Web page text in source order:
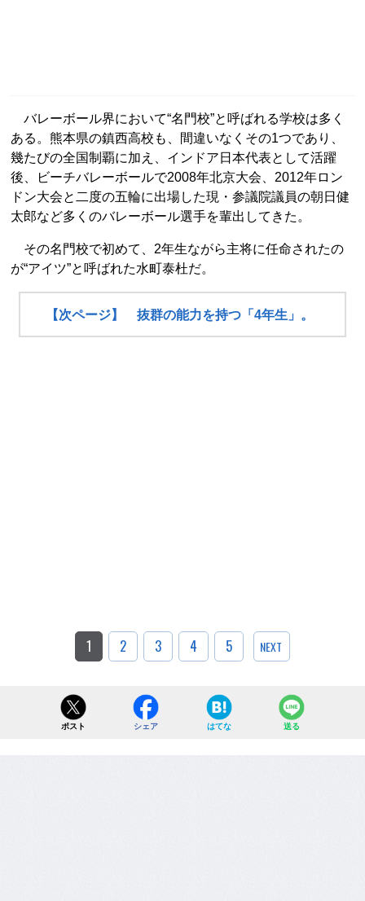
バレーボール界において“名門校”と呼ばれる学校は多く
ある。熊本県の鎮西高校も、間違いなくその1つであり、
幾たびの全国制覇に加え、インドア日本代表として活躍
後、ビーチバレーボールで2008年北京大会、2012年ロン
ドン大会と二度の五輪に出場した現・参議院議員の朝日健
太郎など多くのバレーボール選手を輩出してきた。
その名門校で初めて、2年生ながら主将に任命されたの
が“アイツ”と呼ばれた水町泰杜だ。
【次ページ】 抜群の能力を持つ「4年生」。
1 2 3 4 5 NEXT
ポスト シェア はてな 送る